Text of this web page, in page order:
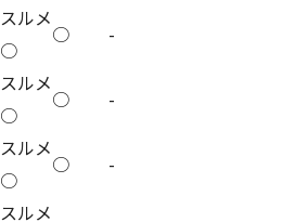
スルメ
○
○ -
スルメ
○
○
-
スルメ
○
○
-
スルメ